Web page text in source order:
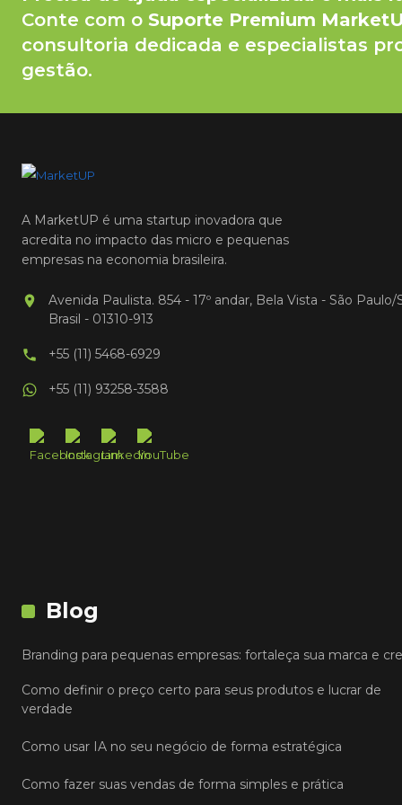
Conte com o Suporte Premium
consultoria dedicada e especialistas
gestão.
A MarketUP é uma startup inovadora que
acredita no impacto das micro e pequenas
empresas na economia brasileira.
Avenida Paulista. 854 - 17º andar, Bela Vista - São Paulo/
Brasil - 01310-913
+55 (11) 5468-6929
+55 (11) 93258-3588
Blog
Branding para pequenas empresas: fortaleça sua marca e
Como definir o preço certo para seus produtos e lucrar de
verdade
Como usar IA no seu negócio de forma estratégica
Como fazer suas vendas de forma simples e prática